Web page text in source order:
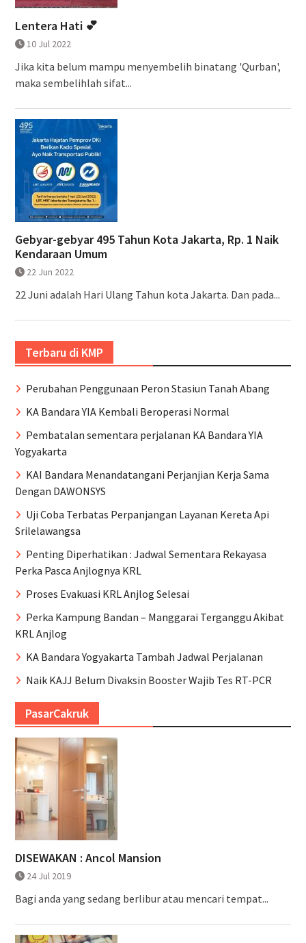
Lentera Hati 💕
10 Jul 2022
Jika kita belum mampu menyembelih binatang 'Qurban',
maka sembelihlah sifat...
Gebyar-gebyar 495 Tahun Kota Jakarta, Rp. 1 Naik
Kendaraan Umum
22 Jun 2022
22 Juni adalah Hari Ulang Tahun kota Jakarta. Dan pada...
Terbaru di KMP
Perubahan Penggunaan Peron Stasiun Tanah Abang
KA Bandara YIA Kembali Beroperasi Normal
Pembatalan sementara perjalanan KA Bandara YIA
Yogyakarta
KAI Bandara Menandatangani Perjanjian Kerja Sama
Dengan DAWONSYS
Uji Coba Terbatas Perpanjangan Layanan Kereta Api
Srilelawangsa
Penting Diperhatikan : Jadwal Sementara Rekayasa
Perka Pasca Anjlognya KRL
Proses Evakuasi KRL Anjlog Selesai
Perka Kampung Bandan – Manggarai Terganggu Akibat
KRL Anjlog
KA Bandara Yogyakarta Tambah Jadwal Perjalanan
Naik KAJJ Belum Divaksin Booster Wajib Tes RT-PCR
PasarCakruk
DISEWAKAN : Ancol Mansion
24 Jul 2019
Bagi anda yang sedang berlibur atau mencari tempat...